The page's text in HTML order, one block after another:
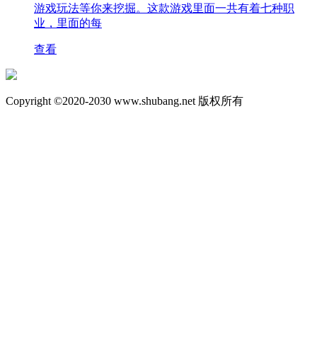
游戏玩法等你来挖掘。这款游戏里面一共有着七种职
业，里面的每
查看
Copyright ©2020-2030 www.shubang.net 版权所有